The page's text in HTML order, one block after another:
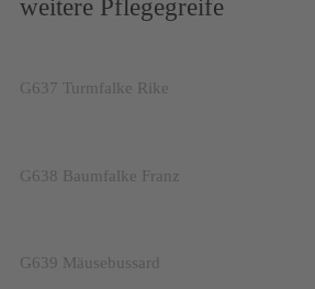
weitere Pflegegreife
G637 Turmfalke Rike
G638 Baumfalke Franz
G639 Mäusebussard